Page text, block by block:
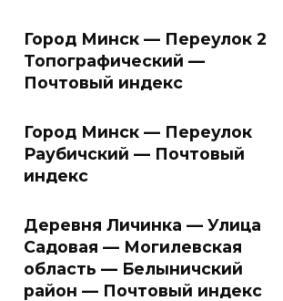
Город Минск — Переулок 2
Топографический —
Почтовый индекс
Город Минск — Переулок
Раубичский — Почтовый
индекс
Деревня Личинка — Улица
Садовая — Могилевская
область — Белыничский
район — Почтовый индекс